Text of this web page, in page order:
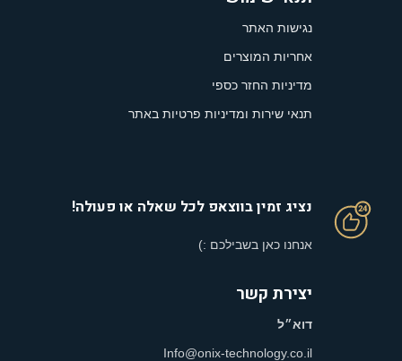
נגישות האתר
אחריות המוצרים
מדיניות החזר כספי
תנאי שירות ומדיניות פרטיות באתר
נציג זמין בווצאפ לכל שאלה או פעולה!
אנחנו כאן בשבילכם :)
יצירת קשר
דוא״ל
Info@onix-technology.co.il